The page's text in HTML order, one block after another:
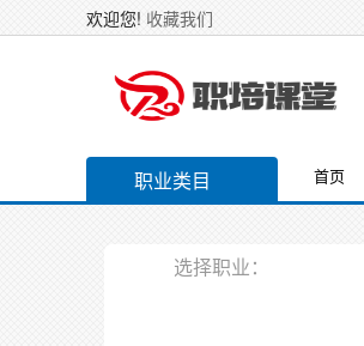
欢迎您! 收藏我们
职业类目 首页
选择职业：